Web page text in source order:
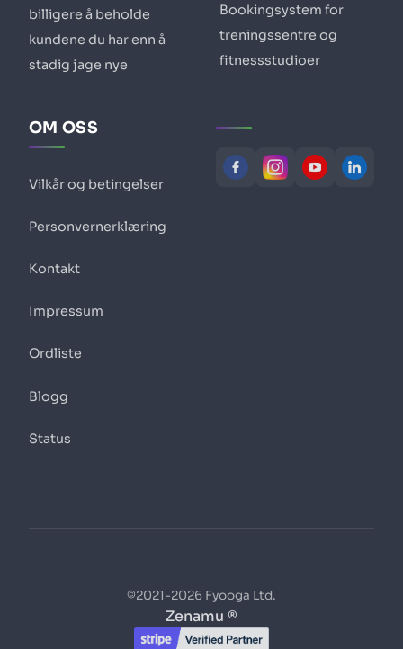
billigere å beholde
kundene du har enn å
stadig jage nye
Bookingsystem for
treningssentre og
fitnessstudioer
OM OSS
Vilkår og betingelser
Personvernerklæring
Kontakt
Impressum
Ordliste
Blogg
Status
©2021-2026 Fyooga Ltd.
Zenamu ®